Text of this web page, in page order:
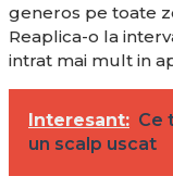
generos pe toate
Reaplica-o la
intrat mai mult in
Interesant: Ce
un scalp uscat